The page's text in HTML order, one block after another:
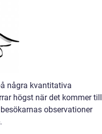
några kvantitativa
högst när det kommer till
observationer